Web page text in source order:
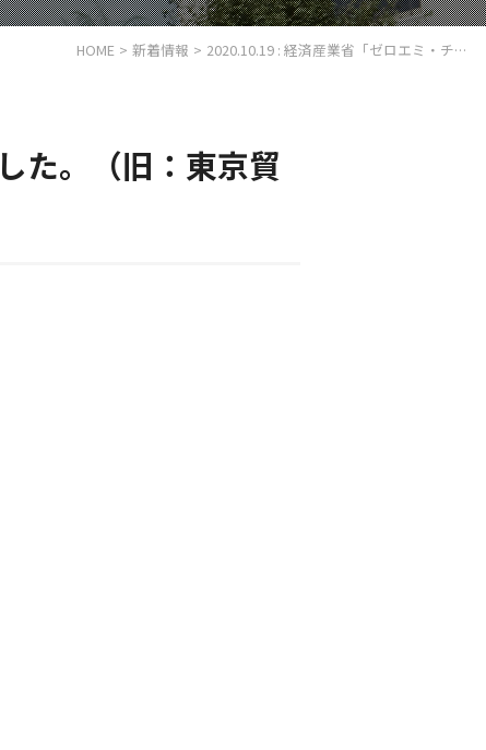
HOME 新着情報 2020.10.19 : 経済産業省「ゼロエミ・チャレンジ企業」に選定されました。（旧：東京貿易エンジニアリング株式会社）
た。（旧：東京貿